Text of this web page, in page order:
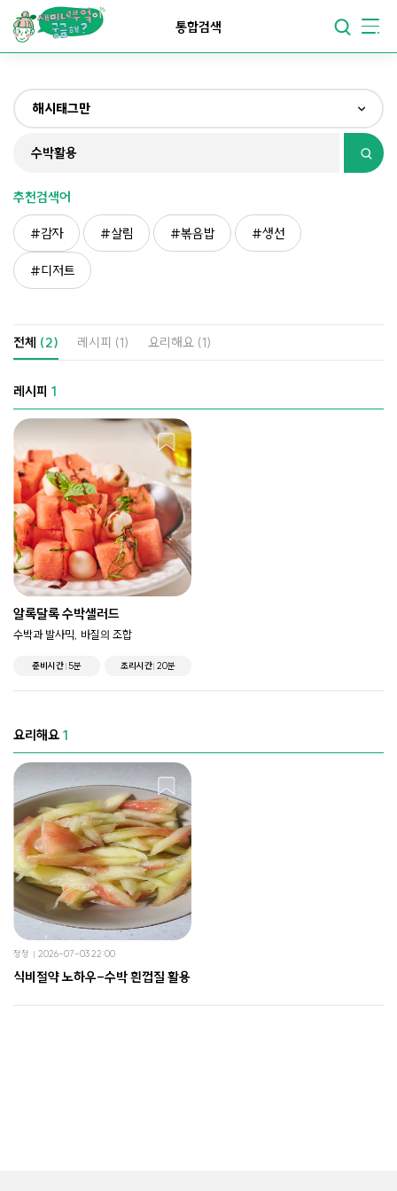
맛있어지는부엌
요리가쉬워지는부엌
통합검색
해시태그만
전체
재료만
해시태그만
추천검색어
감자 살림 볶음밥 생선
디저트
전체 (2) 레시피 (1) 요리해요 (1)
레시피 1
알록달록 수박샐러드
수박과 발사믹, 바질의 조합
준비시간 5분 조리시간 20분
요리해요 1
정정 2026-07-03 22:00
식비절약 노하우-수박 흰껍질 활용